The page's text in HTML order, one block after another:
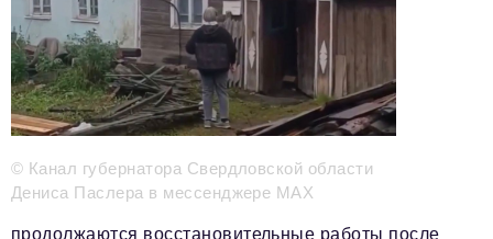
Электронные почты редакции:
Информационный отдел
info@business-magazine.online
Отдел рекламы
reklama@business-magazine.online
Отдел распространения/редакционная подписка
podpiska@business-magazine.online
© Канал губернатора Свердловской области
Дениса Паслера в мессенджере MAX
продолжаются восстановительные работы после